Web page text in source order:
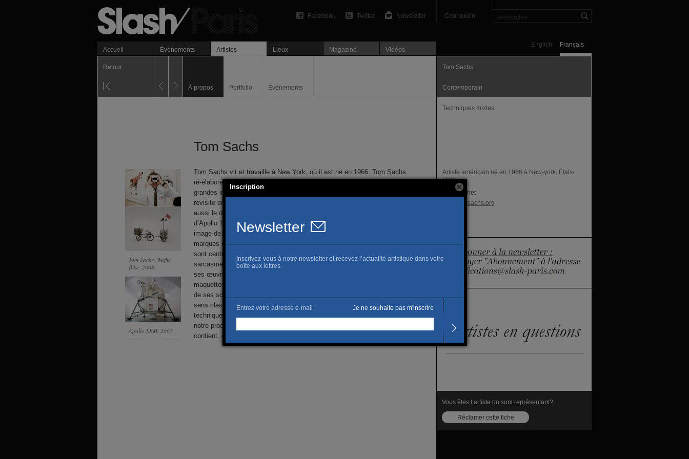
Connexion
Newsletter
Twitter
Facebook
Français
English
Accueil Événements Artistes Lieux Magazine Vidéos
Retour
À propos Portfolio Événements
Tom Sachs
Tom Sachs, Waffle
Bike, 2008
Apollo LEM, 2007
Tom Sachs vit et travaille à New York, où il est né en 1966. Tom Sachs
ré-élabore des icônes modernes, des chefs d’œuvre de l’ingénierie, les
grandes inventions populaires et industrielles du XX° siècle. Aussi il
revisite en maquette les navettes spatiales qui ont fait l’histoire, mais
aussi le découpage de la chaine de travail de Mac Donald. Du module
d’Apollo 11 à Hello Kitty, Tom Sachs se joue des formes et de leur
image de marque. Il n’hésite pas d’ailleurs à détourner les grandes
marques de luxe de leurs supports. Les thèmes centraux de sa réflexion
sont centrés sur la société et la culture américaines, et c’est non sans
sarcasme qu’il travaille. Soucieux des détails et de la finition, il exécute
ses œuvres lui-même avec des matériaux pauvres ou plus nobles, ses
maquettes sont le plus souvent réalisées en carton plume et certaines
de ses sculptures sont tirées en bronze. Tom Sachs est un sculpteur au
sens classique, son travail se distingue aussi par ses dessins
techniques qui détailllent comme une lentille Carl Zeiss, l’histoire de
notre production technique en mettant l’accent sur le sens qu’elle
contient, de l’excellence à l’aliénation.
Tom Sachs
Contemporain
Techniques mixtes
Artiste américain né en 1966 à New-york, États-
Unis.
Site Internet
www.tomsachs.org
Vous êtes l’artiste ou sont représentant?
Réclamer cette fiche
Inscription